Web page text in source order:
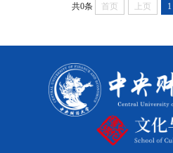
共0条 首页 上页 1